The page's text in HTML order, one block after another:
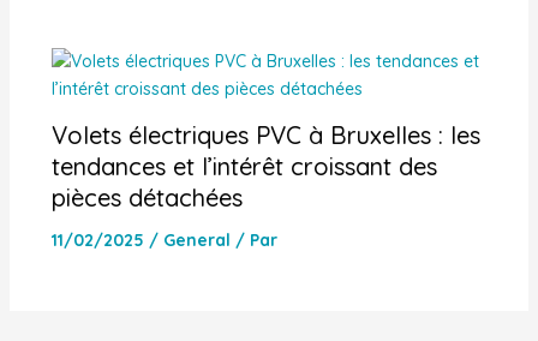
Volets électriques PVC à Bruxelles : les
tendances et l’intérêt croissant des
pièces détachées
11/02/2025 / General / Par